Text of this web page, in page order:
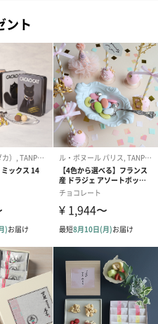
高のバランスを追求
ゥ地方の希少な発酵バターを
だわったキャラメルに、チョ
を追求して完成させた「キャ
上でゆっくりと溶け合い、そ
も驚くおいしさに仕上がって
タイプ（カカオ70%）と、マ
オ42%、ミルク38%）の2種
けます。
ーフランセーズ パティシエ
グザビエ・コンロー氏。
性
#上司男性 #同僚女性
#20代前半 #20代後半
#70代 #80代 #90代
ント